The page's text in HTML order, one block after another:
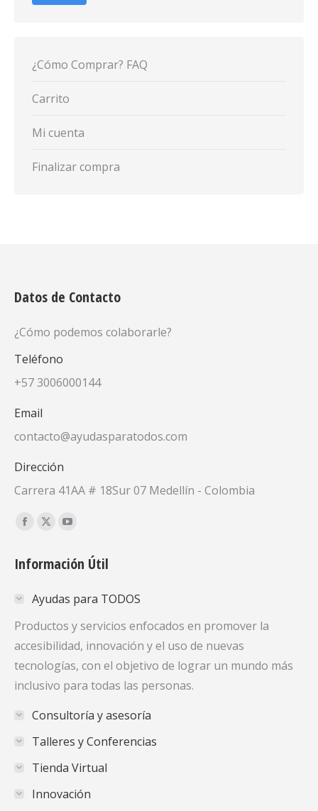
¿Cómo Comprar? FAQ
Carrito
Mi cuenta
Finalizar compra
Datos de Contacto
¿Cómo podemos colaborarle?
Teléfono
+57 3006000144
Email
contacto@ayudasparatodos.com
Dirección
Carrera 41AA # 18Sur 07 Medellín - Colombia
Encuéntranos en:
Facebook
opens
new
window
X
opens
new
window
YouTube
opens
new
window
Información Útil
Ayudas para TODOS
Productos y servicios enfocados en promover la
accesibilidad, innovación y el uso de nuevas
tecnologías, con el objetivo de lograr un mundo más
inclusivo para todas las personas.
Consultoría y asesoría
Talleres y Conferencias
Tienda Virtual
Innovación